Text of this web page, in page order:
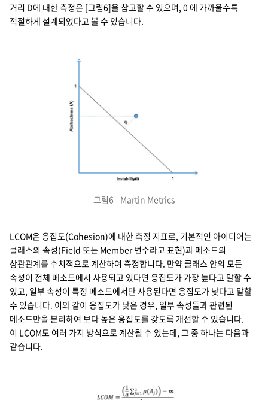
거리 D에 대한 측정은 [그림6]을 참고할 수 있으며, 0 에 가까울수록
적절하게 설계되었다고 볼 수 있습니다.
그림6 - Martin Metrics
LCOM은 응집도(Cohesion)에 대한 측정 지표로, 기본적인 아이디어는
클래스의 속성(Field 또는 Member 변수라고 표현)과 메소드의
상관관계를 수치적으로 계산하여 측정합니다. 만약 클래스 안의 모든
속성이 전체 메소드에서 사용되고 있다면 응집도가 가장 높다고 말할 수
있고, 일부 속성이 특정 메소드에서만 사용된다면 응집도가 낮다고 말할
수 있습니다. 이와 같이 응집도가 낮은 경우, 일부 속성들과 관련된
메소드만을 분리하여 보다 높은 응집도를 갖도록 개선할 수 있습니다.
이 LCOM도 여러 가지 방식으로 계산될 수 있는데, 그 중 하나는 다음과
같습니다.